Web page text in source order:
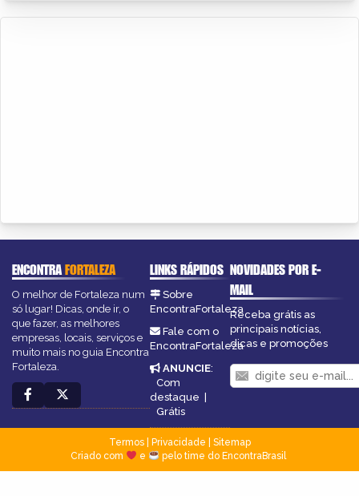
ENCONTRAFORTALEZA
O melhor de Fortaleza num
só lugar! Dicas, onde ir, o
que fazer, as melhores
empresas, locais, serviços e
muito mais no guia Encontra
Fortaleza.
LINKS RÁPIDOS
Sobre
EncontraFortaleza
Fale com o
EncontraFortaleza
ANUNCIE:
Com
destaque |
Grátis
NOVIDADES POR E-
MAIL
Receba grátis as
principais notícias,
dicas e promoções
Termos| Privacidade
Sitemap
Criado com
e pelo time do EncontraBrasil